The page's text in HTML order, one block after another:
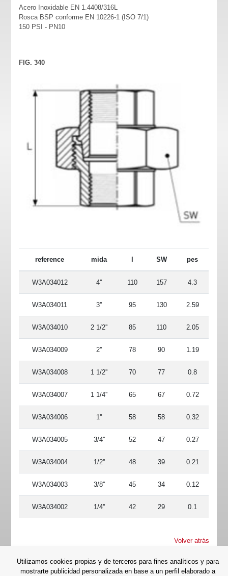
Acero Inoxidable EN 1.4408/316L
Rosca BSP conforme EN 10226-1 (ISO 7/1)
150 PSI - PN10
FIG. 340
reference mida SW pes
W3A034012 4'' 110 157 4.3
W3A034011 3'' 95 130 2.59
W3A034010 2 1/2'' 85 110 2.05
W3A034009 2'' 78 90 1.19
W3A034008 1 1/2'' 70 77 0.8
W3A034007 1 1/4'' 65 67 0.72
W3A034006 1'' 58 58 0.32
W3A034005 3/4'' 52 47 0.27
W3A034004 1/2'' 48 39 0.21
W3A034003 3/8'' 45 34 0.12
W3A034002 1/4'' 42 29 0.1
Volver atrás
Utilizamos cookies propias y de terceros para fines analíticos y para
mostrarte publicidad personalizada en base a un perfil elaborado a